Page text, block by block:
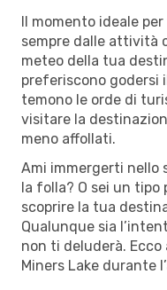
Il momento ideale
sempre dalle attività
meteo della tua
preferiscono godersi
temono le orde di
visitare la
meno affollati.
Ami immergerti nello
la folla? O sei un
scoprire la tua
Qualunque sia
non ti deluderà.
Miners Lake durante